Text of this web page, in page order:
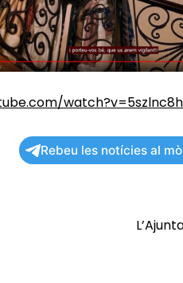
Rebeu les notícies al